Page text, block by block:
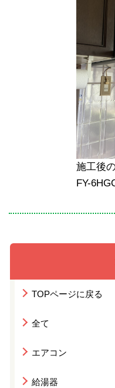
TOPページに戻る
全て
エアコン
給湯器
施工後
FY-